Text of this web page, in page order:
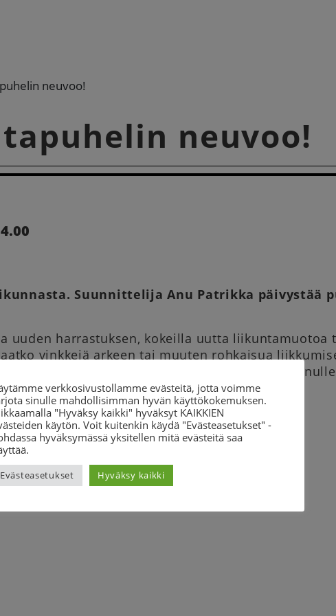
neuvoo!
neuvoo!
Suunnittelija Anu Patrikka päivystää
uuden harrastuksen, kokeilla uutta liikuntamuotoa
vinkkejä arkeen tai muuten rohkaisua
siihen yhdessä ratkaisua. Voit soittaa
9-14 numeroon 044 353 3404.
päivystää
verkkosivustollamme evästeitä, jotta voimme
sinulle mahdollisimman hyvän käyttökokemuksen.
"Hyväksy kaikki" hyväksyt KAIKKIEN
käytön. Voit kuitenkin käydä "Evästeasetukset" -
hyväksymässä yksitellen mitä evästeitä saa
Evästeasetukset Hyväksy kaikki